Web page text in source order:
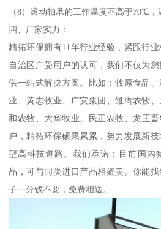
（8）滚动轴承的工作温度不高于70℃
四、厂家实力：
精拓环保拥有11年行业经验，紧跟行
自治区广受用户的认可，我们不仅为
供一站式解决方案。比如：牧原食品
业、黄志牧业、广安集团、雏鹰农牧
和农牧、大华牧业、民正农牧、龙王
户，精拓环保硕果累累，努力发展新
型高科技道路。我们承诺：目前国内
品，可与同类进口产品相媲美。你能
子一分钱不要，免费相送。